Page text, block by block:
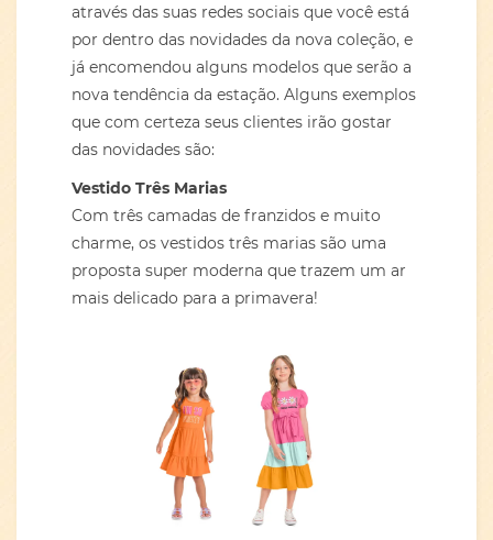
através das suas redes sociais que você está
por dentro das novidades da nova coleção, e
já encomendou alguns modelos que serão a
nova tendência da estação. Alguns exemplos
que com certeza seus clientes irão gostar
das novidades são:
Vestido Três Marias
Com três camadas de franzidos e muito
charme, os vestidos três marias são uma
proposta super moderna que trazem um ar
mais delicado para a primavera!